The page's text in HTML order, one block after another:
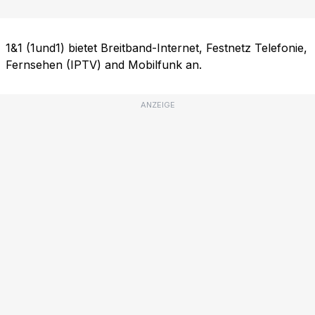
1&1 (1und1) bietet Breitband-Internet, Festnetz Telefonie,
Fernsehen (IPTV) and Mobilfunk an.
ANZEIGE